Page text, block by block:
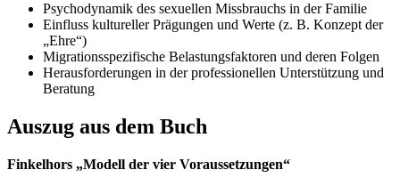
Psychodynamik des sexuellen Missbrauchs in der Familie
Einfluss kultureller Prägungen und Werte (z. B. Konzept der
„Ehre“)
Migrationsspezifische Belastungsfaktoren und deren Folgen
Herausforderungen in der professionellen Unterstützung und
Beratung
Auszug aus dem Buch
Finkelhors „Modell der vier Voraussetzungen“